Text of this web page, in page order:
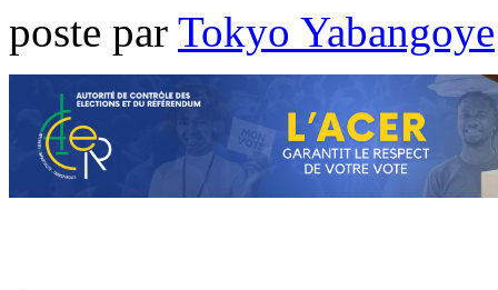
poste par Tokyo Yabangoye